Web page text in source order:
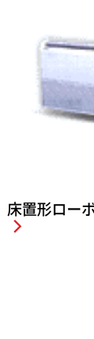
床置形ロー